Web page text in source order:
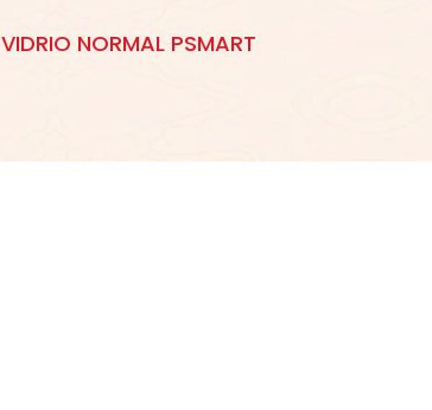
VIDRIO NORMAL PSMART